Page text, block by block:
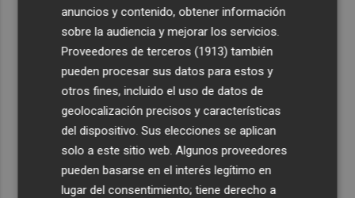
anuncios y contenido, obtener información
sobre la audiencia y mejorar los servicios.
Proveedores de terceros (1913) también
pueden procesar sus datos para estos y
otros fines, incluido el uso de datos de
geolocalización precisos y características
del dispositivo. Sus elecciones se aplican
solo a este sitio web. Algunos proveedores
pueden basarse en el interés legítimo en
lugar del consentimiento; tiene derecho a